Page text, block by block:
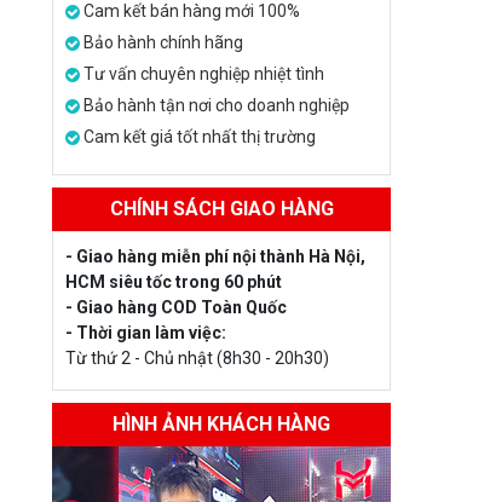
Cam kết bán hàng mới 100%
Bảo hành chính hãng
Tư vấn chuyên nghiệp nhiệt tình
Bảo hành tận nơi cho doanh nghiệp
Cam kết giá tốt nhất thị trường
CHÍNH SÁCH GIAO HÀNG
- Giao hàng miễn phí nội thành Hà Nội,
HCM siêu tốc trong 60 phút
- Giao hàng COD Toàn Quốc
- Thời gian làm việc:
Từ thứ 2 - Chủ nhật (8h30 - 20h30)
HÌNH ẢNH KHÁCH HÀNG